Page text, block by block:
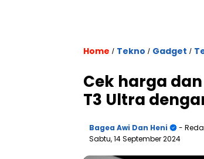
Home / Tekno / Gadget /
Cek harga
T3 Ultra
Bagea Awi Dan Heni
-
Sabtu, 14 September 2024